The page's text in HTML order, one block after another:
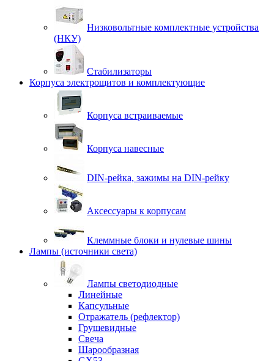
Низковольтные комплектные устройства
(НКУ)
Стабилизаторы
Корпуса электрощитов и комплектующие
Корпуса встраиваемые
Корпуса навесные
DIN-рейка, зажимы на DIN-рейку
Аксессуары к корпусам
Клеммные блоки и нулевые шины
Лампы (источники света)
Лампы светодиодные
Линейные
Капсульные
Отражатель (рефлектор)
Грушевидные
Свеча
Шарообразная